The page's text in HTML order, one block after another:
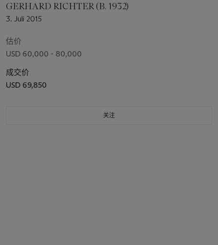
GERHARD RICHTER (B. 1932)
3. Juli 2015
估价
USD 60,000 - 80,000
成交价
USD 69,850
关注